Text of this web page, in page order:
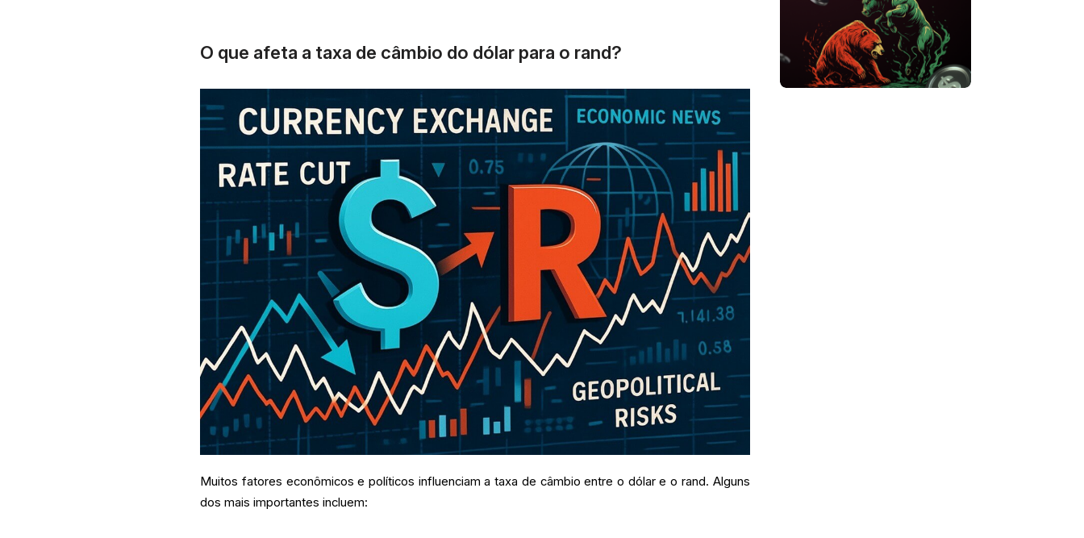
O que afeta a taxa de câmbio do dólar para o rand?
Muitos fatores econômicos e políticos influenciam a taxa de câmbio entre o dólar e o rand. Alguns
dos mais importantes incluem: